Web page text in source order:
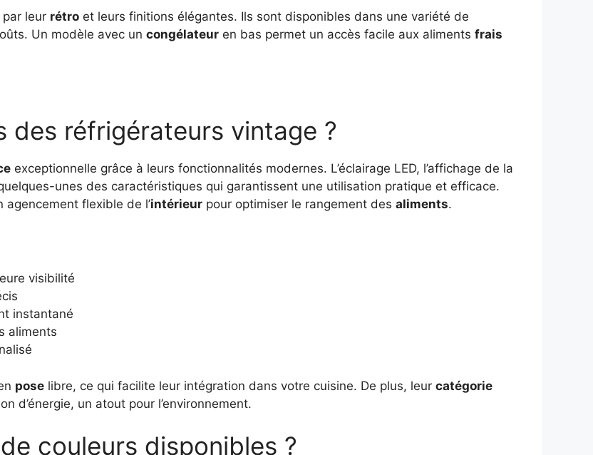
leur rétro et leurs finitions élégantes. Ils sont disponibles dans une variété de
Un modèle avec un congélateur en bas permet un accès facile aux aliments frais
des réfrigérateurs vintage ?
exceptionnelle grâce à leurs fonctionnalités modernes. L’éclairage LED, l’affichage de la
unes des caractéristiques qui garantissent une utilisation pratique et efficace.
flexible de l’intérieur pour optimiser le rangement des aliments.
visibilité
instantané
aliments
pose libre, ce qui facilite leur intégration dans votre cuisine. De plus, leur catégorie
d’énergie, un atout pour l’environnement.
couleurs disponibles ?